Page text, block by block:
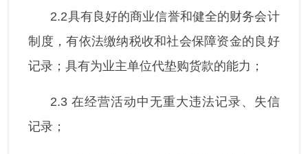
2.2具有良好的商业信誉和健全的财务会计
制度，有依法缴纳税收和社会保障资金的良好
记录；具有为业主单位代垫购货款的能力；
2.3 在经营活动中无重大违法记录、失信
记录；